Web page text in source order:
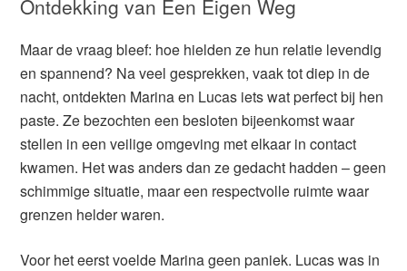
Ontdekking van Een Eigen Weg
Maar de vraag bleef: hoe hielden ze hun relatie levendig
en spannend? Na veel gesprekken, vaak tot diep in de
nacht, ontdekten Marina en Lucas iets wat perfect bij hen
paste. Ze bezochten een besloten bijeenkomst waar
stellen in een veilige omgeving met elkaar in contact
kwamen. Het was anders dan ze gedacht hadden – geen
schimmige situatie, maar een respectvolle ruimte waar
grenzen helder waren.
Voor het eerst voelde Marina geen paniek. Lucas was in